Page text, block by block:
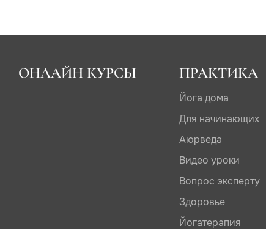
ОНЛАЙН КУРСЫ ПРАКТИКА
Йога дома
Для начинающих
Аюрведа
Видео уроки
Вопрос эксперту
Здоровье
Йогатерапия